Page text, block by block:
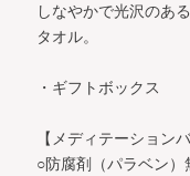
しなやかで光沢のあ
タオル。
・ギフトボックス
【メディテーションバ
○防腐剤（パラベン）